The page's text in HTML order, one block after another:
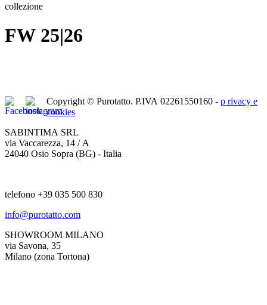
collezione
FW 25|26
Copyright © Purotatto. P.IVA 02261550160 - p rivacy e
cookies
SABINTIMA SRL
via Vaccarezza, 14 / A
24040 Osio Sopra (BG) - Italia
telefono +39 035 500 830
info@purotatto.com
SHOWROOM MILANO
via Savona, 35
Milano (zona Tortona)